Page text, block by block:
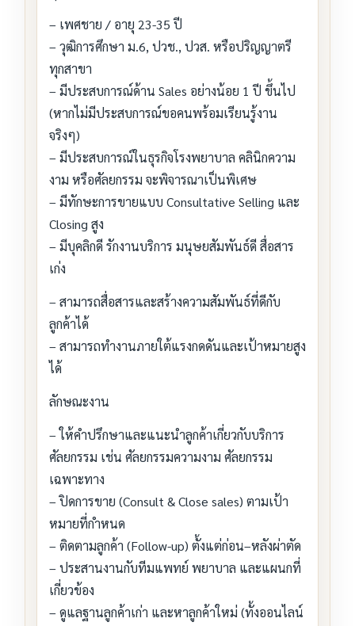
– เพศชาย / อายุ 23-35 ปี
– วุฒิการศึกษา ม.6, ปวช., ปวส. หรือปริญญาตรี
ทุกสาขา
– มีประสบการณ์ด้าน Sales อย่างน้อย 1 ปี ขึ้นไป
(หากไม่มีประสบการณ์ขอคนพร้อมเรียนรู้งาน
จริงๆ)
– มีประสบการณ์ในธุรกิจโรงพยาบาล คลินิกความ
งาม หรือศัลยกรรม จะพิจารณาเป็นพิเศษ
– มีทักษะการขายแบบ Consultative Selling และ
Closing สูง
– มีบุคลิกดี รักงานบริการ มนุษยสัมพันธ์ดี สื่อสาร
เก่ง
– สามารถสื่อสารและสร้างความสัมพันธ์ที่ดีกับ
ลูกค้าได้
– สามารถทำงานภายใต้แรงกดดันและเป้าหมายสูง
ได้
ลักษณะงาน
– ให้คำปรึกษาและแนะนำลูกค้าเกี่ยวกับบริการ
ศัลยกรรม เช่น ศัลยกรรมความงาม ศัลยกรรม
เฉพาะทาง
– ปิดการขาย (Consult & Close sales) ตามเป้า
หมายที่กำหนด
– ติดตามลูกค้า (Follow-up) ตั้งแต่ก่อน–หลังผ่าตัด
– ประสานงานกับทีมแพทย์ พยาบาล และแผนกที่
เกี่ยวข้อง
– ดูแลฐานลูกค้าเก่า และหาลูกค้าใหม่ (ทั้งออนไลน์